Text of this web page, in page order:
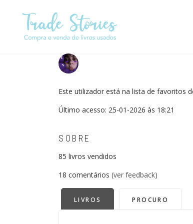
conteúdo
Este utilizador está na lista de favoritos
Último acesso: 25-01-2026 às 18:21
SOBRE
85 livros vendidos
18 comentários (ver feedback)
LIVROS PROCURO